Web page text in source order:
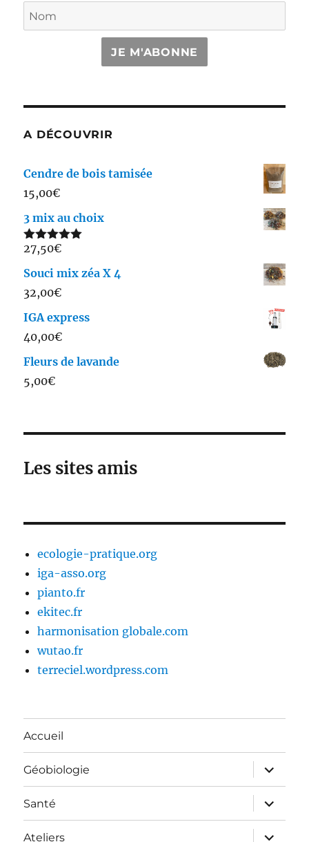
JE M'ABONNE
A DÉCOUVRIR
Cendre de bois tamisée
15,00€
3 mix au choix
Note5.00
27,50€
Souci mix zéa X 4
32,00€
IGA express
40,00€
Fleurs de lavande
5,00€
Les sites amis
ecologie-pratique.org
iga-asso.org
pianto.fr
ekitec.fr
harmonisation globale.com
wutao.fr
terreciel.wordpress.com
Accueil
Géobiologie
ouvrir
le
sous-
menu
Santé
ouvrir
le
sous-
menu
Ateliers
ouvrir